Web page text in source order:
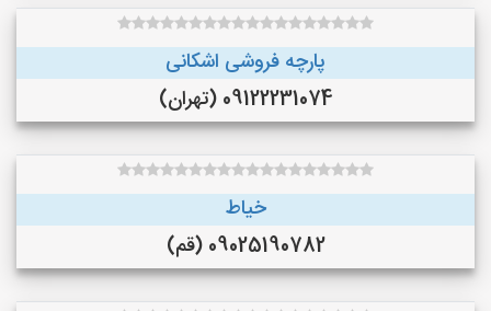
پارچه فروشی اشکانی
09122231074 (تهران)
خیاط
09025190782 (قم)